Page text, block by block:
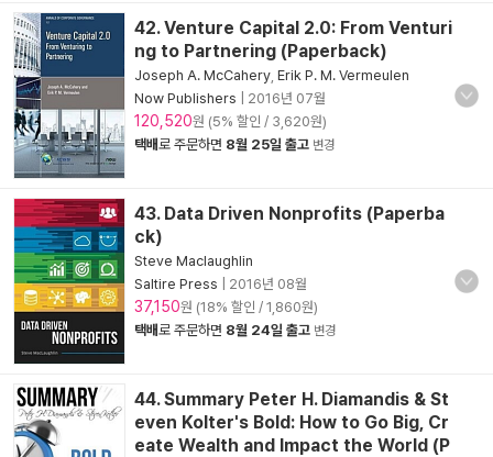
42. Venture Capital 2.0: From Venturi
ng to Partnering (Paperback)
Joseph A. McCahery Erik P. M. Vermeulen
Now Publishers
2016년 07월
120,520원 (5% 할인 / 3,620원)
택배로 주문하면 8월 25일 출고 변경
43. Data Driven Nonprofits (Paperba
ck)
Steve Maclaughlin
Saltire Press
2016년 08월
37,150원 (18% 할인 / 1,860원)
택배로 주문하면 8월 24일 출고 변경
44. Summary Peter H. Diamandis & St
even Kolter's Bold: How to Go Big, Cr
eate Wealth and Impact the World (P